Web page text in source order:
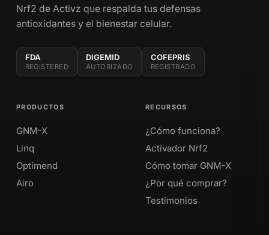
Nrf2 de Activz que respalda tus defensas
antioxidantes y el bienestar celular.
FDA
REGISTERED
DIGEMID
AUTORIZADO
COFEPRIS
REGISTRADO
PRODUCTOS
GNM-X
Linq
Optimend
Airo
RECURSOS
¿Cómo funciona?
Activador Nrf2
Cómo tomar GNM-X
¿Por qué comprar?
Testimonios